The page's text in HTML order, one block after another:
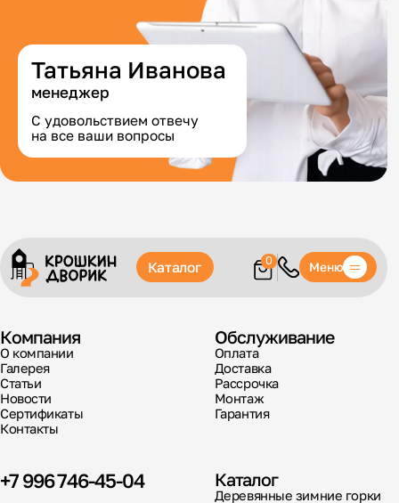
Татьяна Иванова
менеджер
С удовольствием отвечу
на все ваши вопросы
Каталог 0 Меню
+7 996 746-45-04
Компания
О компании
Галерея
Статьи
Новости
Сертификаты
Контакты
Обслуживание
Оплата
Доставка
Рассрочка
Монтаж
Гарантия
Каталог
Деревянные зимние горки